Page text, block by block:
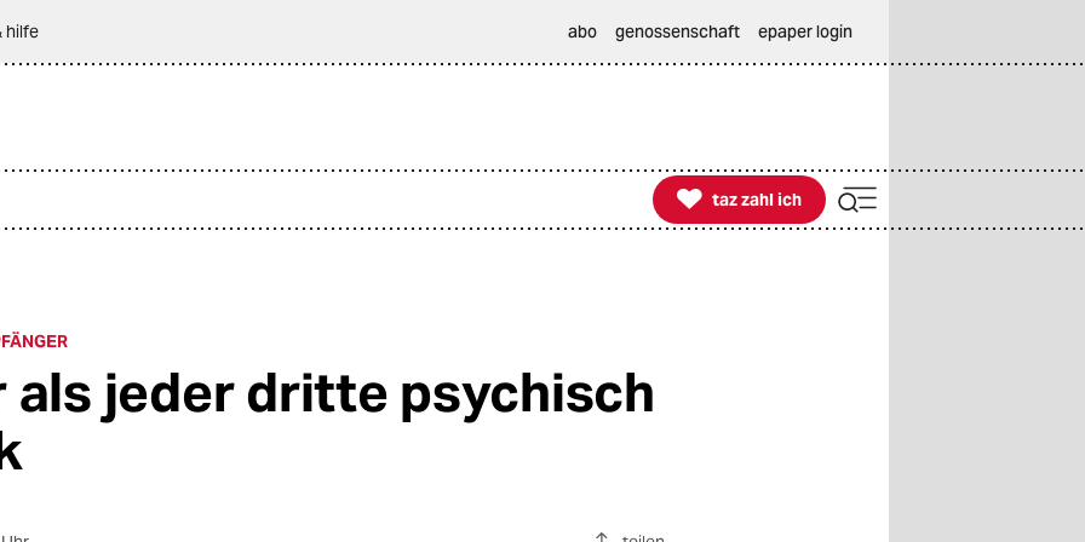
hilfe abo genossenschaft epaper login

taz zahl ich
taz zahl ich
als jeder dritte psychisch